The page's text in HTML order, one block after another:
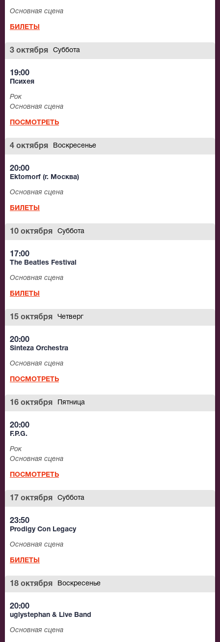
Основная сцена
БИЛЕТЫ
3 октября Суббота
19:00
Психея
Рок
Основная сцена
ПОСМОТРЕТЬ
4 октября Воскресенье
20:00
Ektomorf (г. Москва)
Основная сцена
БИЛЕТЫ
10 октября Суббота
17:00
The Beatles Festival
Основная сцена
БИЛЕТЫ
15 октября Четверг
20:00
Sinteza Orchestra
Основная сцена
ПОСМОТРЕТЬ
16 октября Пятница
20:00
F.P.G.
Рок
Основная сцена
ПОСМОТРЕТЬ
17 октября Суббота
23:50
Prodigy Con Legacy
Основная сцена
БИЛЕТЫ
18 октября Воскресенье
20:00
uglystephan & Live Band
Основная сцена